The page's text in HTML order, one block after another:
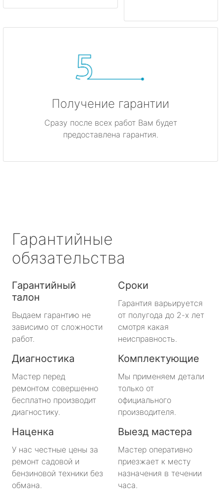
Получение гарантии
Сразу после всех работ Вам будет
предоставлена гарантия.
Гарантийные
обязательства
Гарантийный
талон
Выдаем гарантию не
зависимо от сложности
работ.
Сроки
Гарантия варьируется
от полугода до 2-х лет
смотря какая
неисправность.
Диагностика
Мастер перед
ремонтом совершенно
бесплатно производит
диагностику.
Комплектующие
Мы применяем детали
только от
официального
производителя.
Наценка
У нас честные цены за
ремонт садовой и
бензиновой техники без
обмана.
Выезд мастера
Мастер оперативно
приезжает к месту
назначения в течении
часа.